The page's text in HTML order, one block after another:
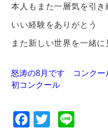
本人もまた一層気を引
いい経験をありがとう
また新しい世界を一緒
怒涛の8月です コンクー
初コンクール
Facebook
Twitter